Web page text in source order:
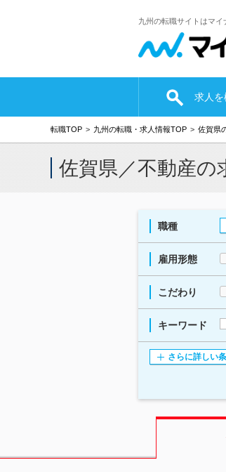
九州の転職サイトはマイ
求人を
転職TOP 九州の転職・求人情報TOP 佐賀県
佐賀県／不動産の
職種
雇用形態
こだわり
キーワード
さらに詳しい